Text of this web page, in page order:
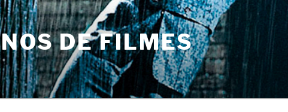
DE FILMES